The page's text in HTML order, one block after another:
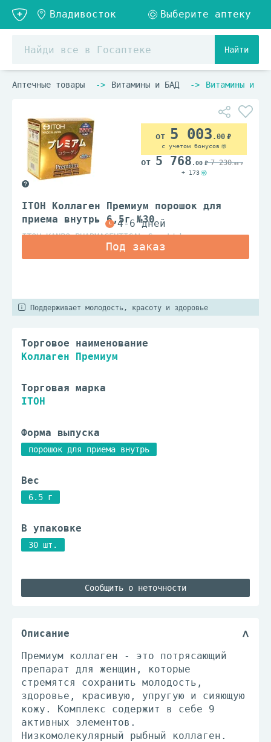
Найти
Аптечные товары Витамины и БАД Витамины и
ITOH Коллаген Премиум порошок для
приема внутрь 6,5г №30
ITOH KANPO PHARMACEUTICAL Co. Ltd.
5 003 .00
с учетом бонусов
5 768 .00 7 230.00
+ 173
Поддерживает молодость, красоту и здоровье
Торговое наименование
Коллаген Премиум
Торговая марка
ITOH
Форма выпуска
порошок для приема внутрь
Вес
6.5 г
В упаковке
30 шт.
Сообщить о неточности
Описание
Премиум коллаген - это потрясающий
препарат для женщин, которые
стремятся сохранить молодость,
здоровье, красивую, упругую и сияющую
кожу. Комплекс содержит в себе 9
активных элементов.
Низкомолекулярный рыбный коллаген.